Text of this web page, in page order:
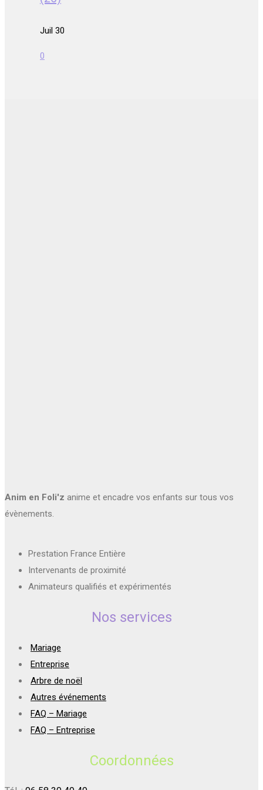
Juil 30
0
Anim en Foli'z anime et encadre vos enfants sur tous vos
évènements.
Prestation France Entière
Intervenants de proximité
Animateurs qualifiés et expérimentés
Nos services
Mariage
Entreprise
Arbre de noël
Autres événements
FAQ – Mariage
FAQ – Entreprise
Coordonnées